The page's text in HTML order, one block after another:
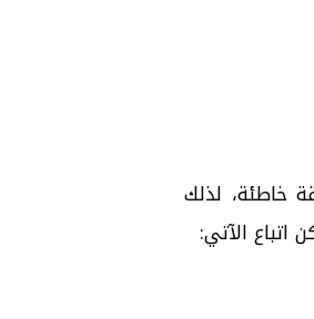
خاطئة، لذلك
الآتي: